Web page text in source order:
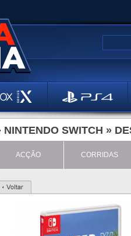
NINTENDO SWITCH »
ACÇÃO CORRIDAS